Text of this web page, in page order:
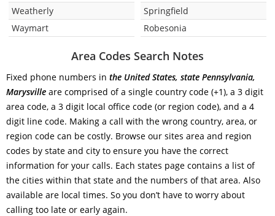
Weatherly
Waymart
Springfield
Robesonia
Area Codes Search Notes
Fixed phone numbers in the United States, state Pennsylvania,
Marysville are comprised of a single country code (+1), a 3 digit
area code, a 3 digit local office code (or region code), and a 4
digit line code. Making a call with the wrong country, area, or
region code can be costly. Browse our sites area and region
codes by state and city to ensure you have the correct
information for your calls. Each states page contains a list of
the cities within that state and the numbers of that area. Also
available are local times. So you don’t have to worry about
calling too late or early again.